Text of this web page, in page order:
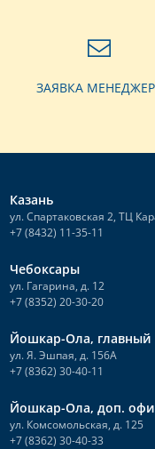
ЗАЯВКА
Казань
ул. Спартаковская 2, ТЦ
+7 (8432) 11-35-11
Чебоксары
ул. Гагарина, д. 12
+7 (8352) 20-30-20
Йошкар-Ола, главный
ул. Я. Эшпая, д. 156А
+7 (8362) 30-40-11
Йошкар-Ола, доп.
ул. Комсомольская, д. 125
+7 (8362) 30-40-33